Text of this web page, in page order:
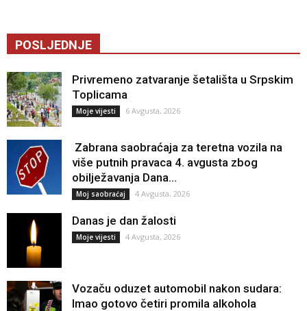
POSLJEDNJE
Privremeno zatvaranje šetališta u Srpskim
Toplicama
Moje vijesti 6 Avgusta, 2026
Zabrana saobraćaja za teretna vozila na
više putnih pravaca 4. avgusta zbog
obilježavanja Dana...
Moj saobraćaj 4 Avgusta, 2026
Danas je dan žalosti
Moje vijesti 4 Avgusta, 2026
Vozaču oduzet automobil nakon sudara:
Imao gotovo četiri promila alkohola